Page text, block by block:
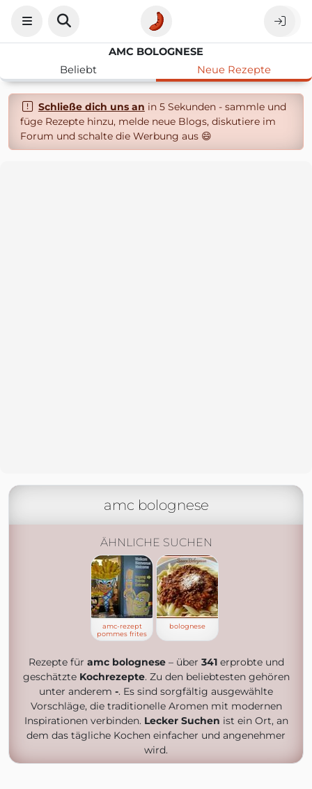
AMC BOLOGNESE
Beliebt
Neue Rezepte
Schließe dich uns an in 5 Sekunden - sammle und
füge Rezepte hinzu, melde neue Blogs, diskutiere im
Forum und schalte die Werbung aus 😄
amc bolognese
ÄHNLICHE SUCHEN
amc-rezept
pommes frites
bolognese
Rezepte für amc bolognese– über 341erprobte und
geschätzte Kochrezepte. Zu den beliebtesten gehören
unter anderem -. Es sind sorgfältig ausgewählte
Vorschläge, die traditionelle Aromen mit modernen
Inspirationen verbinden. Lecker Suchen ist ein Ort, an
dem das tägliche Kochen einfacher und angenehmer
wird.